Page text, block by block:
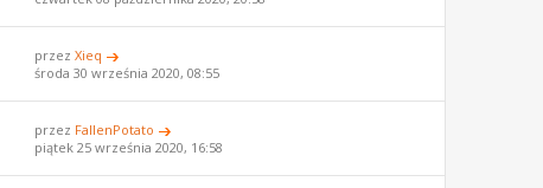
przezXieq
środa 30 września 2020, 08:55
przez FallenPotato
piątek 25 września 2020, 16:58